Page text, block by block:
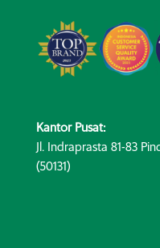
Kantor Pusat:
Jl. Indraprasta 81-83
(50131)